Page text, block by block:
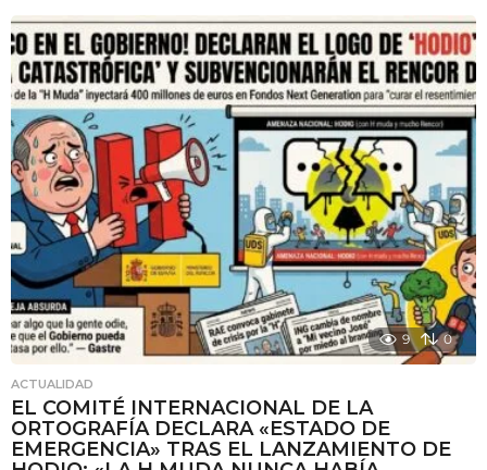
e
s
e
s
a
t
r
á
s
9 0
ACTUALIDAD
EL COMITÉ INTERNACIONAL DE LA
ORTOGRAFÍA DECLARA «ESTADO DE
EMERGENCIA» TRAS EL LANZAMIENTO DE